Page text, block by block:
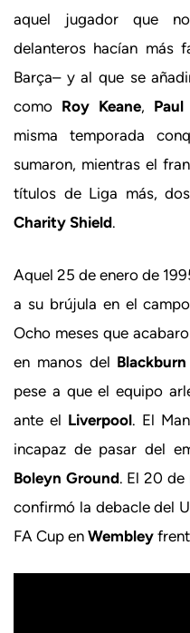
aquel jugador que
delanteros hacían más
Barça– y al que se
como Roy Keane,
misma temporada
sumaron, mientras el
títulos de Liga más,
Charity Shield.
Aquel 25 de enero de
a su brújula en el
Ocho meses que
en manos del
pese a que el equipo
ante el Liverpool. El
incapaz de pasar del
Boleyn Ground. El 20 de
confirmó la debacle del
FA Cup en Wembley